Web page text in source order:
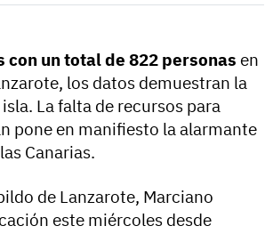
con un total de 822 personas en
los datos demuestran la
La falta de recursos para
pone en manifiesto la alarmante
Canarias.
de Lanzarote, Marciano
este miércoles desde